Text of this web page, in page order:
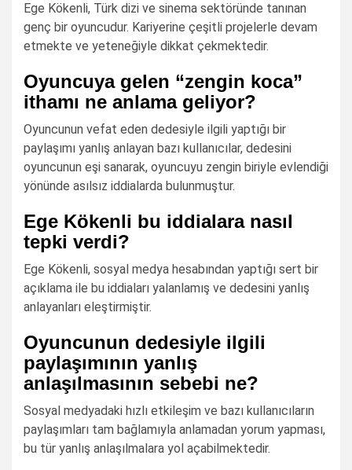
Ege Kökenli, Türk dizi ve sinema sektöründe tanınan
genç bir oyuncudur. Kariyerine çeşitli projelerle devam
etmekte ve yeteneğiyle dikkat çekmektedir.
Oyuncuya gelen “zengin koca”
ithamı ne anlama geliyor?
Oyuncunun vefat eden dedesiyle ilgili yaptığı bir
paylaşımı yanlış anlayan bazı kullanıcılar, dedesini
oyuncunun eşi sanarak, oyuncuyu zengin biriyle evlendiği
yönünde asılsız iddialarda bulunmuştur.
Ege Kökenli bu iddialara nasıl
tepki verdi?
Ege Kökenli, sosyal medya hesabından yaptığı sert bir
açıklama ile bu iddiaları yalanlamış ve dedesini yanlış
anlayanları eleştirmiştir.
Oyuncunun dedesiyle ilgili
paylaşımının yanlış
anlaşılmasının sebebi ne?
Sosyal medyadaki hızlı etkileşim ve bazı kullanıcıların
paylaşımları tam bağlamıyla anlamadan yorum yapması,
bu tür yanlış anlaşılmalara yol açabilmektedir.